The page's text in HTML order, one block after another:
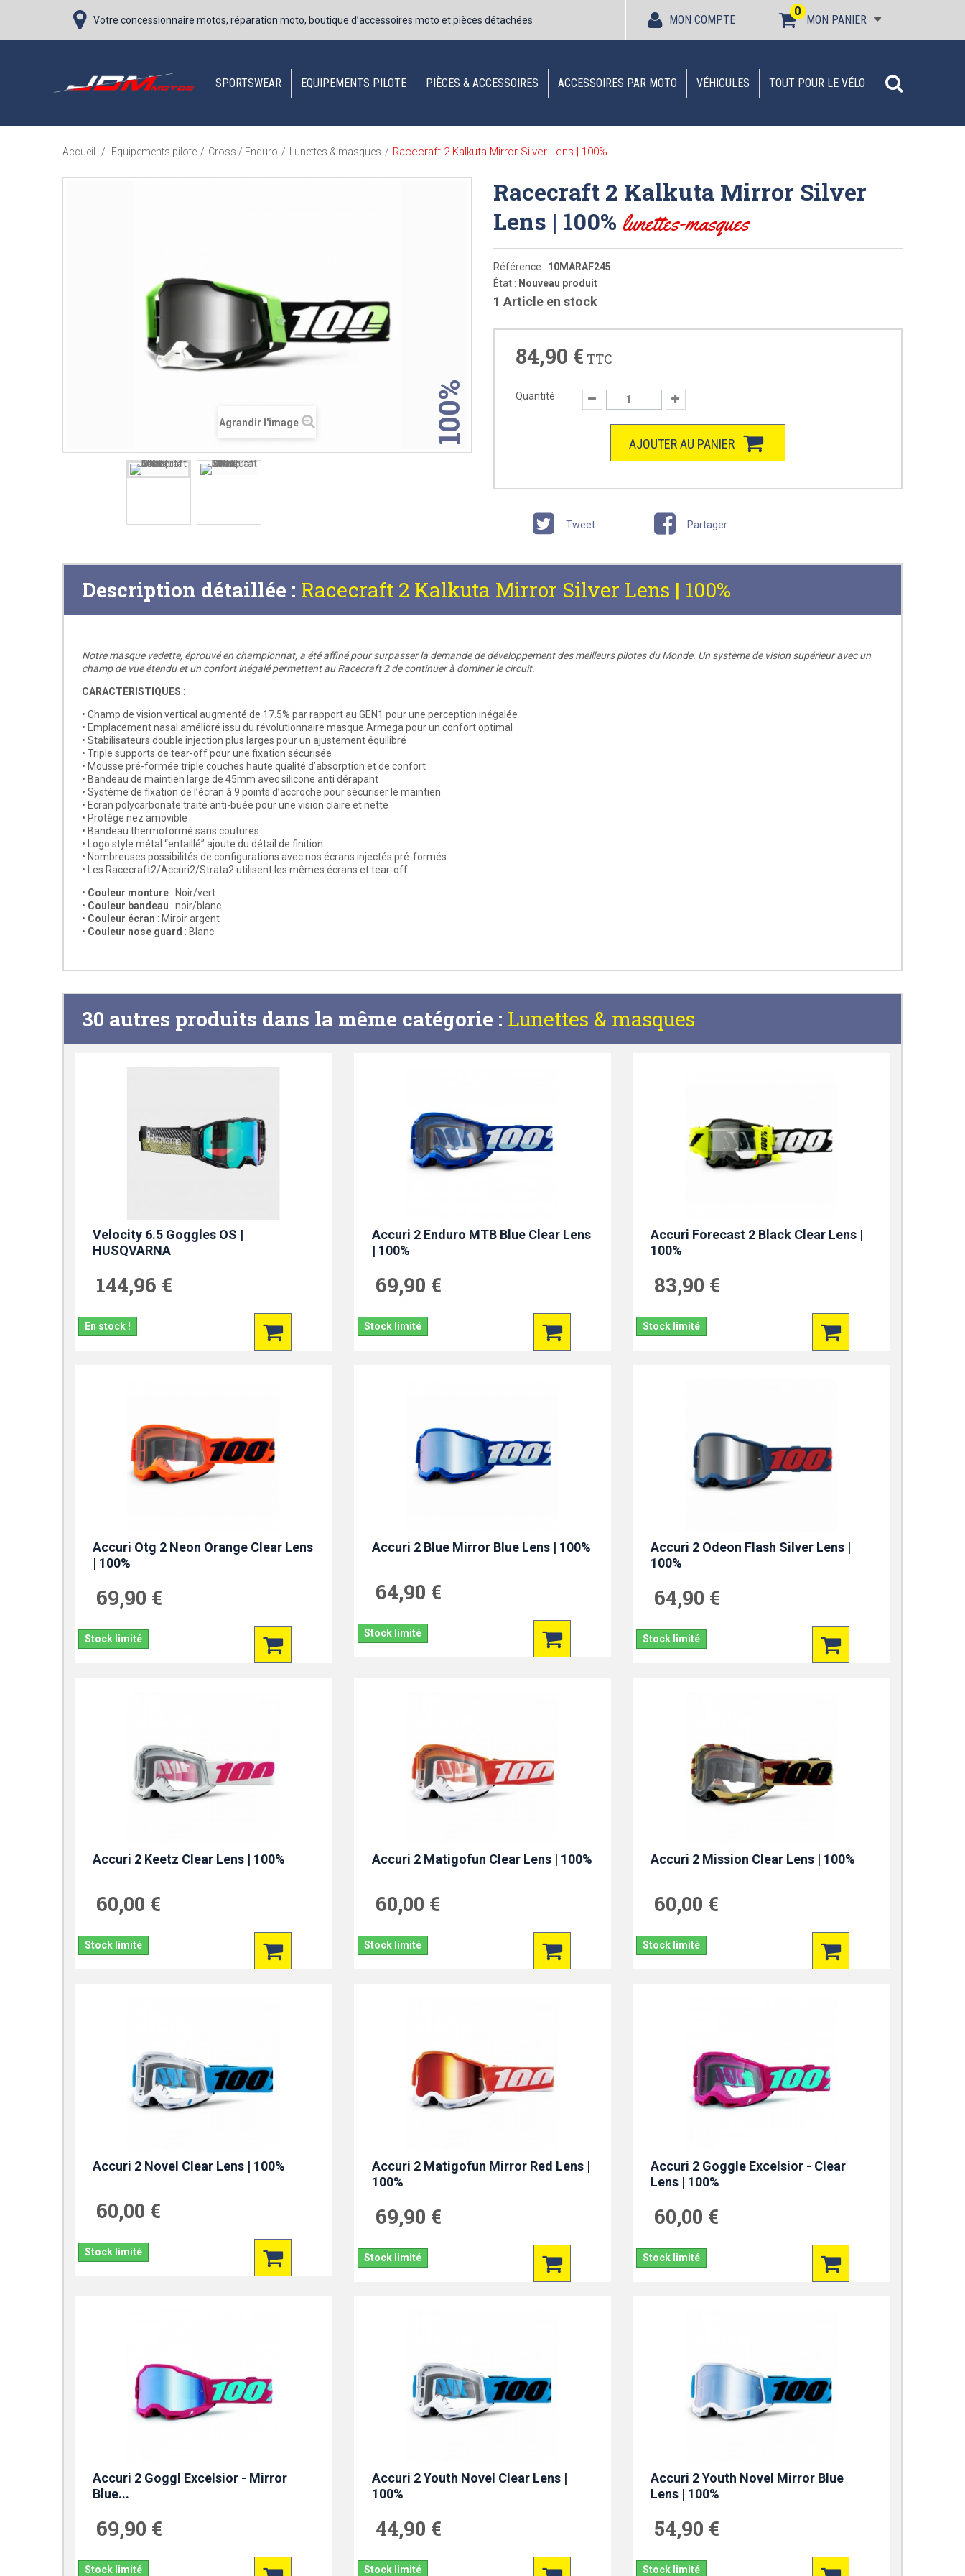
Votre concessionnaire motos, réparation moto, boutique d’accessoires moto et pièces détachées MON PANIER
0
MON COMPTE
SPORTSWEAR EQUIPEMENTS PILOTE PIÈCES & ACCESSOIRES ACCESSOIRES PAR MOTO VÉHICULES TOUT POUR LE VÉLO
Accueil / Equipements pilote / Cross / Enduro / Lunettes & masques / Racecraft 2 Kalkuta Mirror Silver Lens | 100%
Agrandir l'image 100%
Racecraft 2 Kalkuta Mirror Silver
Lens | 100% lunettes-masques
Référence : 10MARAF245
État : Nouveau produit
1 Article en stock
84,90 € TTC
Quantité
AJOUTER AU PANIER
Tweet Partager
Description détaillée : Racecraft 2 Kalkuta Mirror Silver Lens | 100%
Notre masque vedette, éprouvé en championnat, a été affiné pour surpasser la demande de développement des meilleurs pilotes du Monde. Un système de vision supérieur avec un
champ de vue étendu et un confort inégalé permettent au Racecraft 2 de continuer à dominer le circuit.
CARACTÉRISTIQUES :
• Champ de vision vertical augmenté de 17.5% par rapport au GEN1 pour une perception inégalée
• Emplacement nasal amélioré issu du révolutionnaire masque Armega pour un confort optimal
• Stabilisateurs double injection plus larges pour un ajustement équilibré
• Triple supports de tear-off pour une fixation sécurisée
• Mousse pré-formée triple couches haute qualité d’absorption et de confort
• Bandeau de maintien large de 45mm avec silicone anti dérapant
• Système de fixation de l’écran à 9 points d’accroche pour sécuriser le maintien
• Ecran polycarbonate traité anti-buée pour une vision claire et nette
• Protège nez amovible
• Bandeau thermoformé sans coutures
• Logo style métal “entaillé” ajoute du détail de finition
• Nombreuses possibilités de configurations avec nos écrans injectés pré-formés
• Les Racecraft2/Accuri2/Strata2 utilisent les mêmes écrans et tear-off.
• Couleur monture : Noir/vert
• Couleur bandeau : noir/blanc
• Couleur écran : Miroir argent
• Couleur nose guard : Blanc
30 autres produits dans la même catégorie : Lunettes & masques
Velocity 6.5 Goggles OS |
HUSQVARNA
144,96 €
En stock !
Accuri 2 Enduro MTB Blue Clear Lens
| 100%
69,90 €
Stock limité
Accuri Forecast 2 Black Clear Lens |
100%
83,90 €
Stock limité
Accuri Otg 2 Neon Orange Clear Lens
| 100%
69,90 €
Stock limité
Accuri 2 Blue Mirror Blue Lens | 100%
64,90 €
Stock limité
Accuri 2 Odeon Flash Silver Lens |
100%
64,90 €
Stock limité
Accuri 2 Keetz Clear Lens | 100%
60,00 €
Stock limité
Accuri 2 Matigofun Clear Lens | 100%
60,00 €
Stock limité
Accuri 2 Mission Clear Lens | 100%
60,00 €
Stock limité
Accuri 2 Novel Clear Lens | 100%
60,00 €
Stock limité
Accuri 2 Matigofun Mirror Red Lens |
100%
69,90 €
Stock limité
Accuri 2 Goggle Excelsior - Clear
Lens | 100%
60,00 €
Stock limité
Accuri 2 Goggl Excelsior - Mirror
Blue...
69,90 €
Stock limité
Accuri 2 Youth Novel Clear Lens |
100%
44,90 €
Stock limité
Accuri 2 Youth Novel Mirror Blue
Lens | 100%
54,90 €
Stock limité